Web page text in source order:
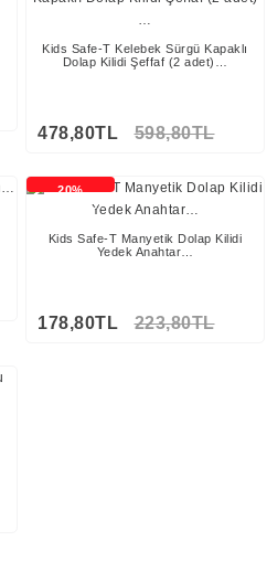
Kids Safe-T Kelebek Sürgü Kapaklı
Dolap Kilidi Şeffaf (2 adet)…
478,80TL 598,80TL
20%
İNDİRİMLİ
Kids Safe-T Manyetik Dolap Kilidi
Yedek Anahtar…
178,80TL 223,80TL